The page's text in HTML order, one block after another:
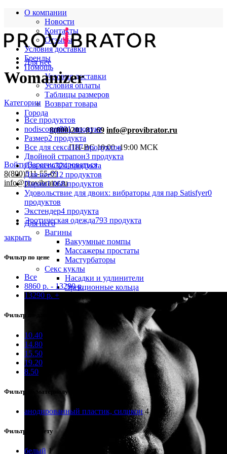
О компании
Новости
Контакты
Отзывы
Условия доставки
Бренды
Помощь
Условия доставки
Условия оплаты
Таблицы размеров
Возврат товара
Города
8(800)201-81-69 info@provibrator.ru
ПН-ВС 10:00 -19:00 МСК
Войти/Зарегистрироваться
8(800)511-55-69
info@provibrator.ru
Для нее
Для него
Вагины
Вакуумные помпы
Массажеры простаты
Мастурбаторы
Секс куклы
Насадки и удлинители
Эрекционные кольца
Womanizer
Категории
Все продуктов
nodiscount801 продукт
Размер2 продукта
Все для секса187 продуктов
Двойной страпон3 продукта
Для него324 продукта
Для нее712 продуктов
Парам1 068 продуктов
Удовольствие для двоих: вибраторы для пар Satisfyer0
продуктов
Экстендер4 продукта
Эротическая одежда793 продукта
закрыть
Фильтр по цене
Все
8860 р. - 13290р.
13290 р. +
Фильтр по длине
10.40
14.80
15.50
19.20
8.50
Фильтр по материалу
анодированный пластик, силикон 4
Фильтр по цвету
белый 1